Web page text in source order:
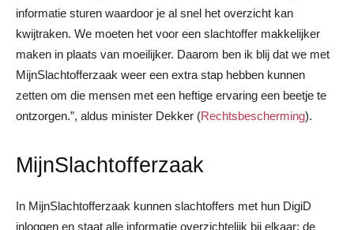
informatie sturen waardoor je al snel het overzicht kan
kwijtraken. We moeten het voor een slachtoffer makkelijker
maken in plaats van moeilijker. Daarom ben ik blij dat we met
MijnSlachtofferzaak weer een extra stap hebben kunnen
zetten om die mensen met een heftige ervaring een beetje te
ontzorgen.”, aldus minister Dekker (Rechtsbescherming).
MijnSlachtofferzaak
In MijnSlachtofferzaak kunnen slachtoffers met hun DigiD
inloggen en staat alle informatie overzichtelijk bij elkaar: de